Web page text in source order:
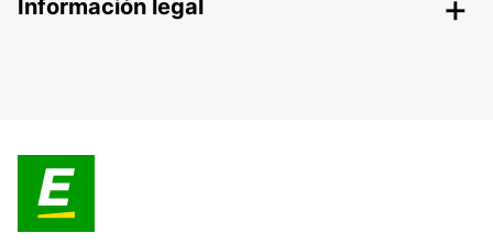
Información legal